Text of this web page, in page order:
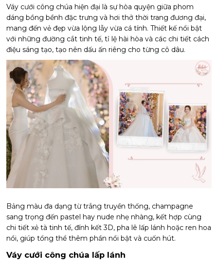
Váy cưới công chúa hiện đại là sự hòa quyện giữa phom
dáng bồng bềnh đặc trưng và hơi thở thời trang đương đại,
mang đến vẻ đẹp vừa lộng lẫy vừa cá tính. Thiết kế nổi bật
với những đường cắt tinh tế, tỉ lệ hài hòa và các chi tiết cách
điệu sáng tạo, tạo nên dấu ấn riêng cho từng cô dâu.
Bảng màu đa dạng từ trắng truyền thống, champagne
sang trọng đến pastel hay nude nhẹ nhàng, kết hợp cùng
chi tiết xẻ tà tinh tế, đính kết 3D, pha lê lấp lánh hoặc ren hoa
nổi, giúp tổng thể thêm phần nổi bật và cuốn hút.
Váy cưới công chúa lấp lánh